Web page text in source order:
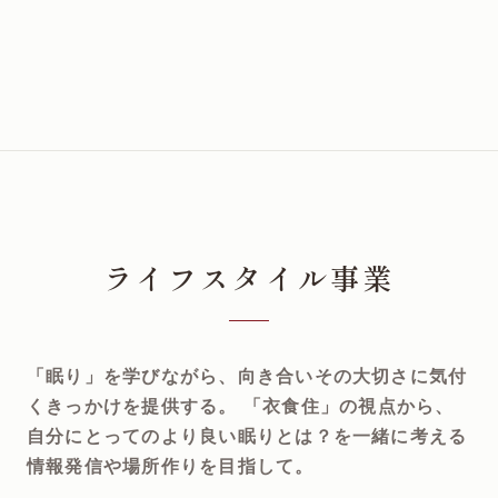
ライフスタイル事業
「眠り」を学びながら、向き合いその大切さに気付
くきっかけを提供する。
「衣食住」の視点から、
自分にとってのより良い眠りとは？を一緒に考える
情報発信や場所作りを目指して。